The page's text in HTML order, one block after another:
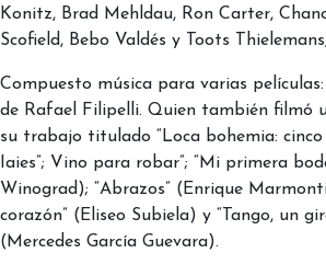
Konitz, Brad Mehldau, Ron Carter,
Scofield, Bebo Valdés y Toots
Compuesto música para varias películas:
de Rafael Filipelli. Quien también filmó
su trabajo titulado “Loca bohemia:
Iaies”; Vino para robar”; “Mi primera
Winograd); “Abrazos” (Enrique
corazón” (Eliseo Subiela) y “Tango, un
(Mercedes García Guevara).